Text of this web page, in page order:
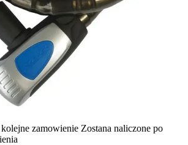
zamowienie Zostana naliczone po